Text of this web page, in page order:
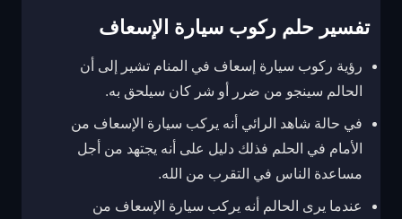
تفسير حلم ركوب سيارة الإسعاف
رؤية ركوب سيارة إسعاف في المنام تشير إلى أن
الحالم سينجو من ضرر أو شر كان سيلحق به.
في حالة شاهد الرائي أنه يركب سيارة الإسعاف من
الأمام في الحلم فذلك دليل على أنه يجتهد من أجل
مساعدة الناس في التقرب من الله.
عندما يرى الحالم أنه يركب سيارة الإسعاف من